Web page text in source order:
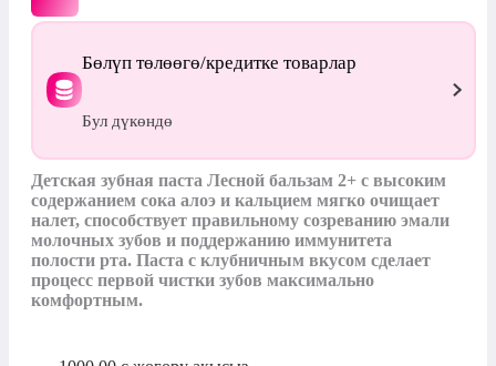
Бөлүп төлөөгө/кредитке товарлар
Бул дүкөндө
Детская зубная паста Лесной бальзам 2+ с высоким
содержанием сока алоэ и кальцием мягко очищает
налет, способствует правильному созреванию эмали
молочных зубов и поддержанию иммунитета
полости рта. Паста с клубничным вкусом сделает
процесс первой чистки зубов максимально
комфортным.